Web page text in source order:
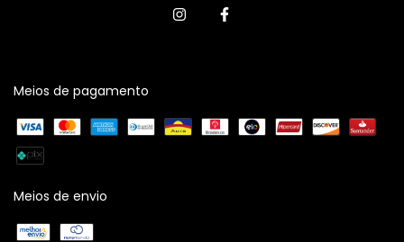
Meios de pagamento
Meios de envio